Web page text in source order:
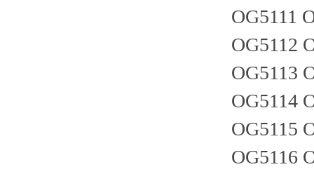
OG5111
OG5112
OG5113
OG5114
OG5115
OG5116